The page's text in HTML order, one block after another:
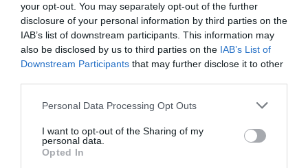
your opt-out. You may separately opt-out of the further
disclosure of your personal information by third parties on the
IAB’s list of downstream participants. This information may
also be disclosed by us to third parties on the IAB’s List of
Downstream Participants that may further disclose it to other
Please note that this website/app uses one or more Google
not limited to your visit or usage behaviour. You may click to
grant or deny consent to Google and its third-party tags to
use your data for below specified purposes in below Google
Personal Data Processing Opt Outs
I want to opt-out of the Sharing of my
personal data.
Opted In
Πανελλήνιες 2026: Πώς οι γονείς μπορούν
να στηρίξουν ψυχολογικά τους
υποψηφίους – Τι δεν πρέπει να λένε